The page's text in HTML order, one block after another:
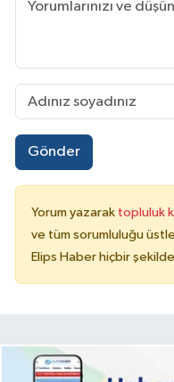
Gönder
Yorum yazarak topluluk
ve tüm sorumluluğu
Elips Haber hiçbir